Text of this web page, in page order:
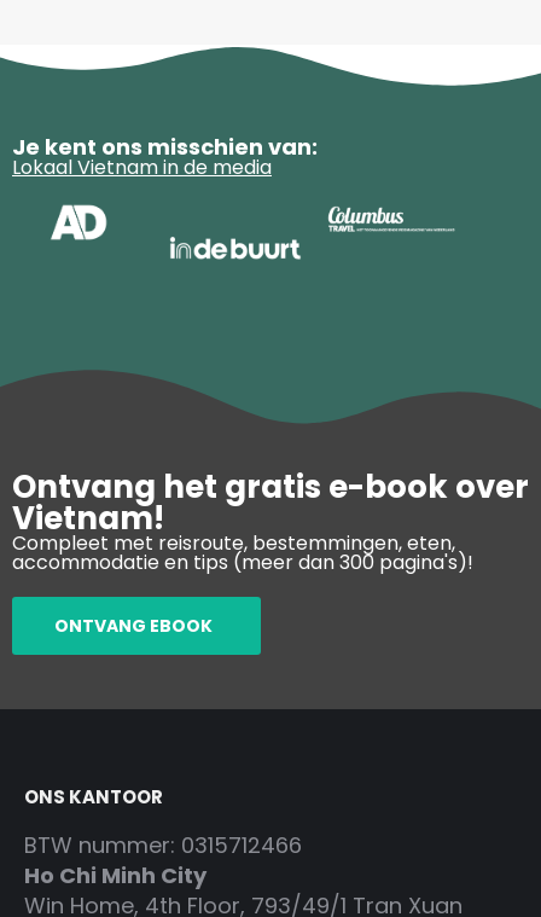
Je kent ons misschien van:
Lokaal Vietnam in de media
Ontvang het gratis e-book over
Vietnam!
Compleet met reisroute, bestemmingen, eten,
accommodatie en tips (meer dan 300 pagina's)!
ONTVANG EBOOK
ONS KANTOOR
BTW nummer: 0315712466
Ho Chi Minh City
Win Home, 4th Floor, 793/49/1 Tran Xuan